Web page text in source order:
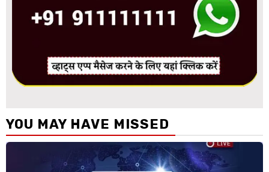
YOU MAY HAVE MISSED